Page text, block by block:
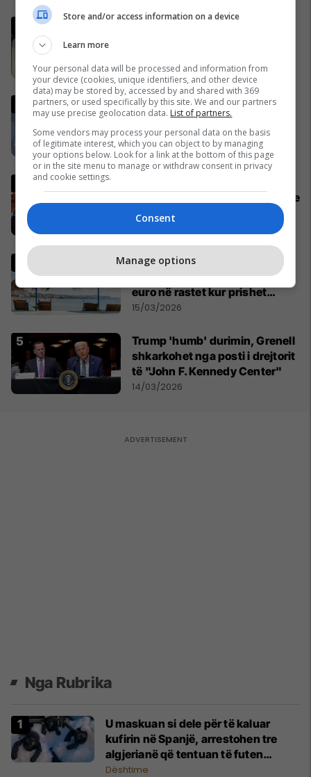
Vaktia e Ramazanit 2026 në
Kush është Marta Kos, zyrtarja
evropiane që po akuzohet se
ishte bashkëpunëtore e UDBA-
s
14/03/2026
ditët e para të luftës në Iran dhe
Lindjen e Mesme
Rregulla të forta për plazhet e
shqiptare, gjoba deri në 4 mijë
euro në rastet kur prishet
kontrata
15/03/2026
Trump 'humb' durimin, Grenell
shkarkohet nga posti i drejtorit
të "John F. Kennedy Center"
14/03/2026
Nga Rubrika
U maskuan si dele për të kaluar
kufirin në Spanjë, arrestohen tre
algjerianë që tentuan të futen
ilegalisht
Dështime
Store and/or access information on a device
Learn more
Your personal data will be processed and information from
your device (cookies, unique identifiers, and other device
data) may be stored by, accessed by and shared with 369
partners, or used specifically by this site. We and our partners
may use precise geolocation data. List of partners.
Some vendors may process your personal data on the basis
of legitimate interest, which you can object to by managing
your options below. Look for a link at the bottom of this page
or in the site menu to manage or withdraw consent in privacy
and cookie settings.
Consent
Manage options